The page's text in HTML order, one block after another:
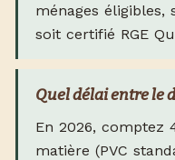
ménages
soit certifié RGE
Quel délai entre le
En 2026, comptez
matière (PVC